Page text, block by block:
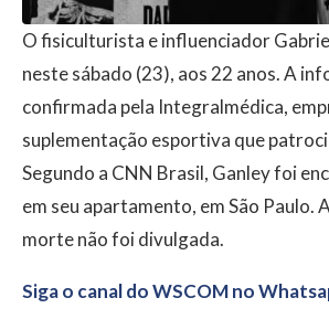
O fisiculturista e influenciador
neste sábado (23), aos 22 anos. A
confirmada pela Integralmédica,
suplementação esportiva que
Segundo a CNN Brasil, Ganley foi
em seu apartamento, em São Paulo.
morte não foi divulgada.
Siga o canal do WSCOM no